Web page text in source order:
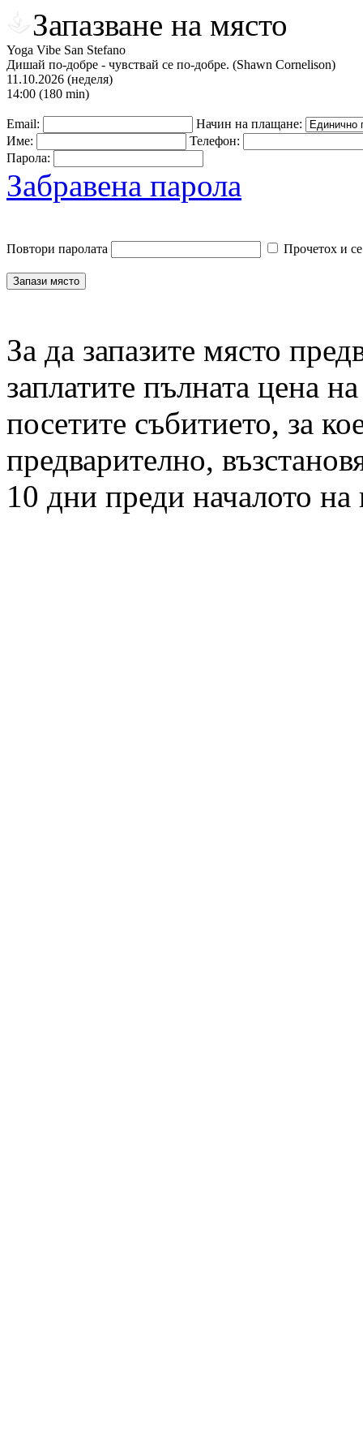
Запазване на място
Yoga Vibe San Stefano
Дишай по-добре - чувствай се по-добре. (Shawn Cornelison)
11.10.2026 (неделя)
14:00 (180 min)
Email:
Начин на плащане:
Име:
Телефон:
Парола:
Забравена парола
Повтори паролата Прочетох и
За да запазите място
заплатите пълната цена
посетите събитието, за
предварително,
10 дни преди началото на